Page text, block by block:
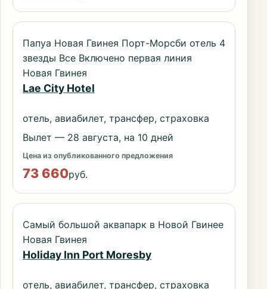
Папуа Новая Гвинея Порт-Морсби отель 4
звезды Все Включено первая линия
Новая Гвинея
Lae City Hotel
отель, авиабилет, трансфер, страховка
Вылет — 28 августа, на 10 дней
Цена из опубликованного предложения
73 660руб.
Самый большой аквапарк в Новой Гвинее
Новая Гвинея
Holiday Inn Port Moresby
отель, авиабилет, трансфер, страховка